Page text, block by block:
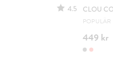
4.5 CLOU
449 kr